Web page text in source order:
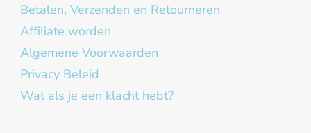
Betalen, Verzenden en Retourneren
Affiliate worden
Algemene Voorwaarden
Privacy Beleid
Wat als je een klacht hebt?